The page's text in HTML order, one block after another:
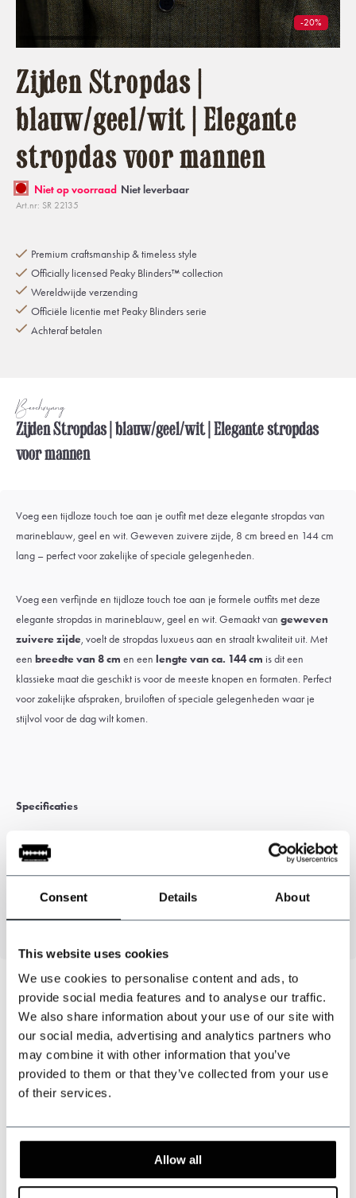
Consent Details About
This website uses cookies
We use cookies to personalise content and ads, to
provide social media features and to analyse our traffic.
We also share information about your use of our site with
our social media, advertising and analytics partners who
may combine it with other information that you’ve
provided to them or that they’ve collected from your use
of their services.
Allow all
-20%
Zijden Stropdas |
blauw/geel/wit | Elegante
stropdas voor mannen
Niet op voorraad Niet leverbaar
Art.nr: SR 22135
Premium craftsmanship & timeless style
Officially licensed Peaky Blinders™ collection
Wereldwijde verzending
Officiële licentie met Peaky Blinders serie
Achteraf betalen
Beschrijving
Zijden Stropdas | blauw/geel/wit | Elegante stropdas
voor mannen
Voeg een tijdloze touch toe aan je outfit met deze elegante stropdas van
marineblauw, geel en wit. Geweven zuivere zijde, 8 cm breed en 144 cm
lang – perfect voor zakelijke of speciale gelegenheden.
Voeg een verfijnde en tijdloze touch toe aan je formele outfits met deze
elegante stropdas in marineblauw, geel en wit. Gemaakt van geweven
zuivere zijde, voelt de stropdas luxueus aan en straalt kwaliteit uit. Met
een breedte van 8 cm en een lengte van ca. 144 cm is dit een
klassieke maat die geschikt is voor de meeste knopen en formaten. Perfect
voor zakelijke afspraken, bruiloften of speciale gelegenheden waar je
stijlvol voor de dag wilt komen.
Specificaties
Stof: geweven pure zijde
Breedte
Kunnen wij u helpen?
Klantenservice:
+31 528233787
sales@shelbybrothers.com